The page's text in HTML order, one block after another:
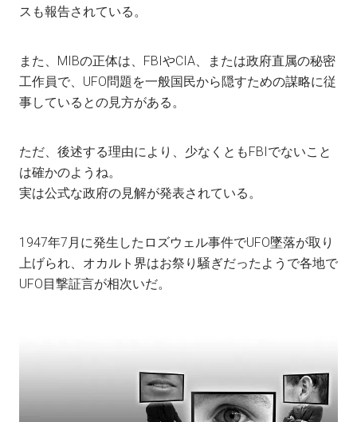
スも報告されている。
また、MIBの正体は、FBIやCIA、または政府直属の秘密
工作員で、UFO問題を一般国民から隠すための謀略に従
事しているとの見方がある。
ただ、後述する理由により、少なくともFBIでないこと
は確かのようね。
実は公式な政府の見解が発表されている。
1947年7月に発生したロズウェル事件でUFO墜落が取り
上げられ、オカルト界はお祭り騒ぎだったようで各地で
UFO目撃証言が相次いだ。